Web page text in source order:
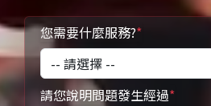
您需要什麼服務?*
請您說明問題發生經過*